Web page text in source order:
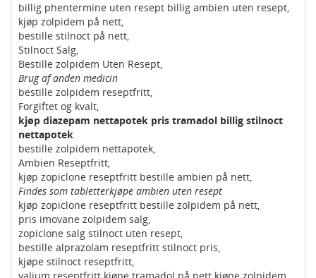
billig phentermine uten resept billig ambien uten resept,
kjøp zolpidem på nett,
bestille stilnoct på nett,
Stilnoct Salg,
Bestille zolpidem Uten Resept,
Brug af anden medicin
bestille zolpidem reseptfritt,
Forgiftet og kvalt,
kjøp diazepam nettapotek pris tramadol billig stilnoct
nettapotek
bestille zolpidem nettapotek,
Ambien Reseptfritt,
kjøp zopiclone reseptfritt bestille ambien på nett,
Findes som tabletterkjøpe ambien uten resept
kjøp zopiclone reseptfritt bestille zolpidem på nett,
pris imovane zolpidem salg,
zopiclone salg stilnoct uten resept,
bestille alprazolam reseptfritt stilnoct pris,
kjøpe stilnoct reseptfritt,